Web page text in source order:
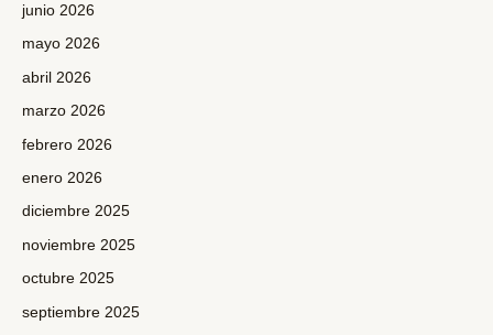
junio 2026
mayo 2026
abril 2026
marzo 2026
febrero 2026
enero 2026
diciembre 2025
noviembre 2025
octubre 2025
septiembre 2025